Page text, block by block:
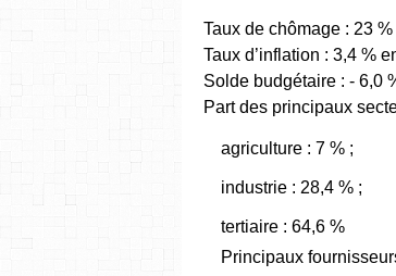
Taux de chômage : 23
Taux d’inflation : 3,4 %
Solde budgétaire : - 6,0
Part des principaux
agriculture : 7 % ;
industrie : 28,4 % ;
tertiaire : 64,6 %
Principaux